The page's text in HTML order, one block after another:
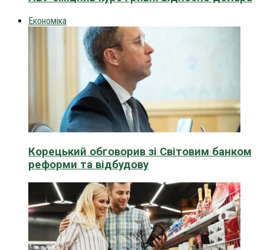
Економіка
Корецький обговорив зі Світовим банком
реформи та відбудову